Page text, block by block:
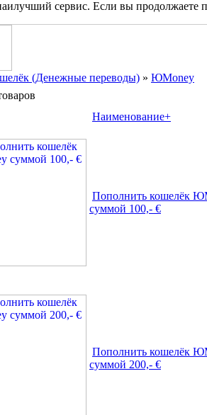
сервис. Если вы продолжаете
(Денежные переводы) » ЮMoney
Наименование+
Пополнить кошелёк
суммой 100,- €
Пополнить кошелёк
суммой 200,- €